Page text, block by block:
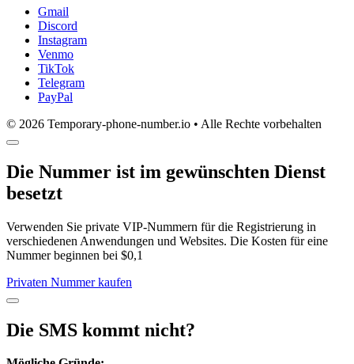
Gmail
Discord
Instagram
Venmo
TikTok
Telegram
PayPal
© 2026 Temporary-phone-number.io • Alle Rechte vorbehalten
Die Nummer ist im gewünschten Dienst
besetzt
Verwenden Sie private VIP-Nummern für die Registrierung in
verschiedenen Anwendungen und Websites. Die Kosten für eine
Nummer beginnen bei $0,1
Privaten Nummer kaufen
Die SMS kommt nicht?